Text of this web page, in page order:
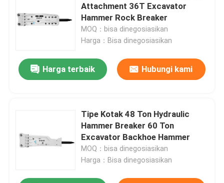
Attachment 36T Excavator
Hammer Rock Breaker
MOQ：bisa dinegosiasikan
Harga：Bisa dinegosiasikan
Harga terbaik Hubungi kami
Tipe Kotak 48 Ton Hydraulic
Hammer Breaker 60 Ton
Excavator Backhoe Hammer
MOQ：bisa dinegosiasikan
Harga：Bisa dinegosiasikan